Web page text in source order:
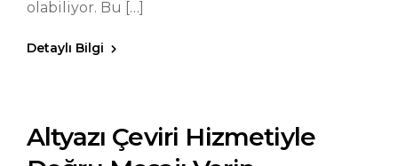
olabiliyor. Bu […]
Detaylı Bilgi
Altyazı Çeviri Hizmetiyle